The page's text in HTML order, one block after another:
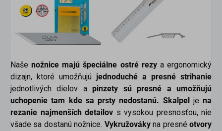
Našenožnice majú špeciálne ostré rezya ergonomický
dizajn, ktoré umožňujú jednoduché a presné strihanie
jednotlivých dielov a pinzety sú presné a umožňujú
uchopenie tam kde sa prsty nedostanú. Skalpel je na
rezanie najmenších detailov s vysokou presnosťou, nie
všade sa dostanú nožnice. Vykružovákyna presnéotvory